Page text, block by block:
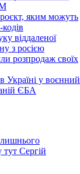
яким можуть
віддаленої
з росією
розпродаж своїх
Україні у воєнний
ЄБА
Сергій